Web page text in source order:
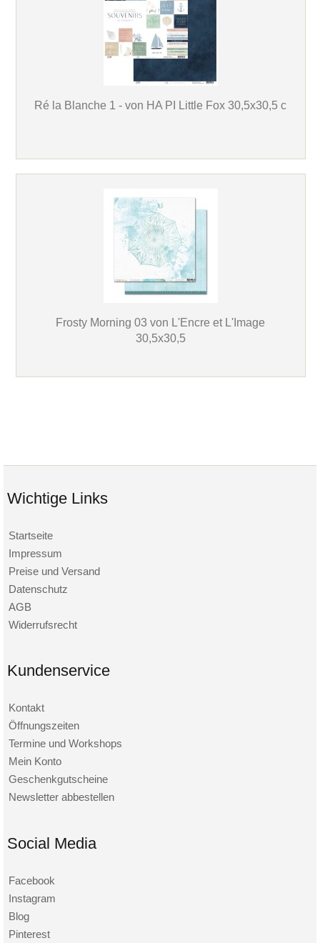
Ré la Blanche 1 - von HA PI Little Fox 30,5x30,5 c
Frosty Morning 03 von L'Encre et L'Image
30,5x30,5
Wichtige Links
Startseite
Impressum
Preise und Versand
Datenschutz
AGB
Widerrufsrecht
Kundenservice
Kontakt
Öffnungszeiten
Termine und Workshops
Mein Konto
Geschenkgutscheine
Newsletter abbestellen
Social Media
Facebook
Instagram
Blog
Pinterest